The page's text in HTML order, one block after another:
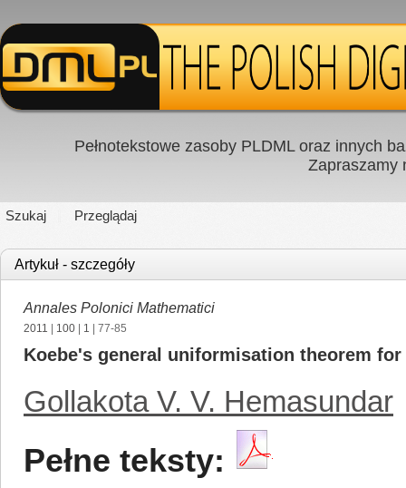
Pełnotekstowe zasoby PLDML oraz innych
Zapraszamy
Szukaj Przeglądaj
Artykuł - szczegóły
Annales Polonici Mathematici
2011 100 1 | 77-85
Koebe's general uniformisation theorem
Gollakota V. V. Hemasundar
Pełne teksty: